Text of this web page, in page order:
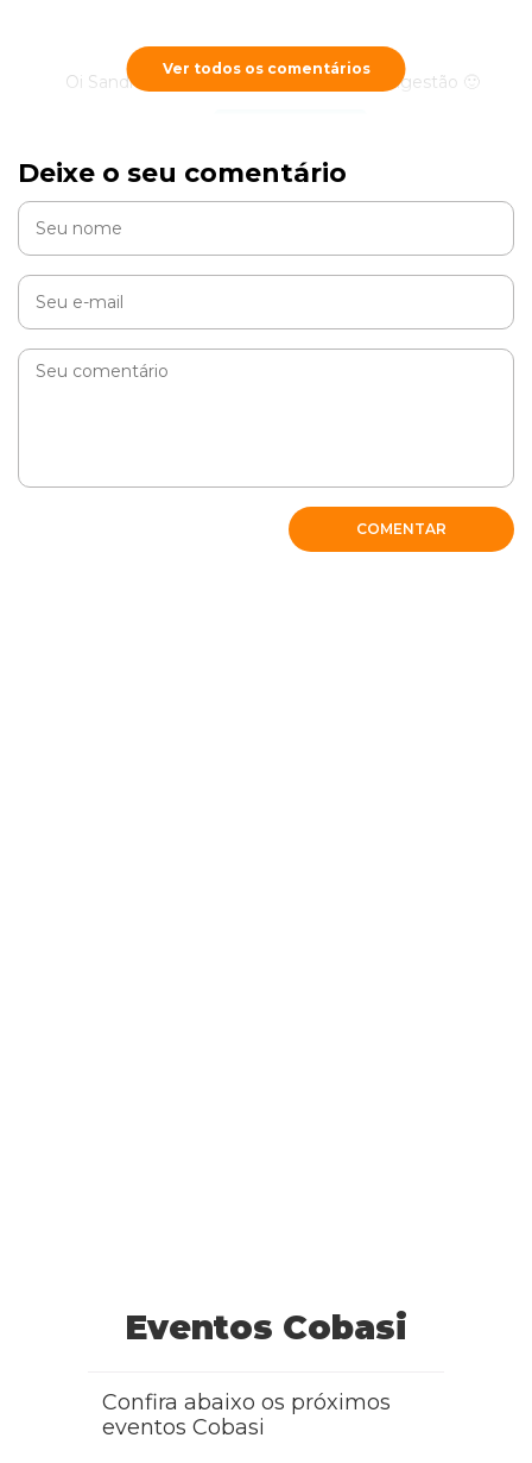
Oi Sandra, como vai? Anotamos a sua sugestão 🙂
Ver todos os comentários
Deixe o seu comentário
COMENTAR
Eventos Cobasi
Confira abaixo os próximos
eventos Cobasi